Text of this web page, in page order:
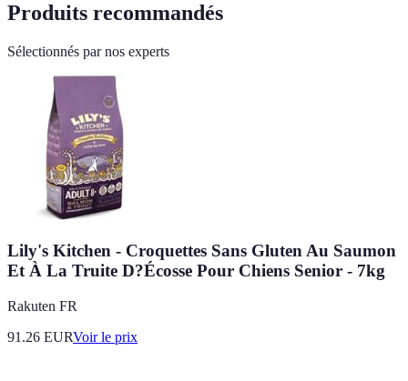
Produits recommandés
Sélectionnés par nos experts
Lily's Kitchen - Croquettes Sans Gluten Au Saumon
Et À La Truite D?Écosse Pour Chiens Senior - 7kg
Rakuten FR
91.26 EURVoir le prix